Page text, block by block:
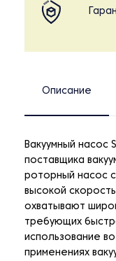
Описание
Вакуумный насос
поставщика
роторный насос
высокой
охватывают
требующих
использование
применениях